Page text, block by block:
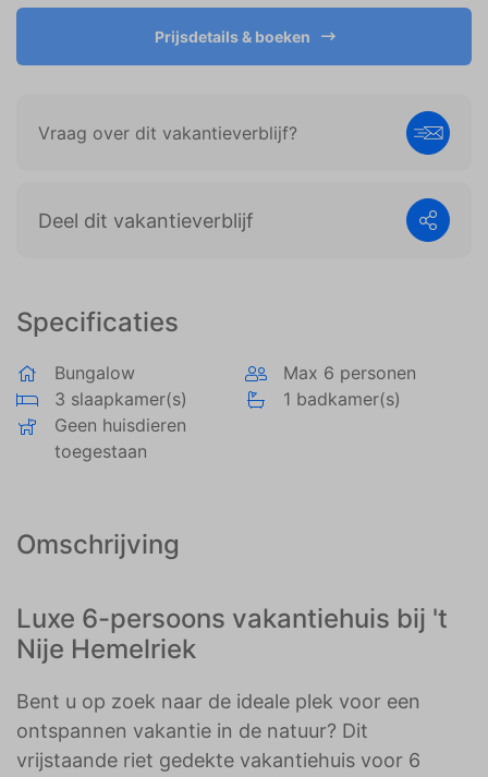
Specificaties
Bungalow
Max 6 personen
3 slaapkamer(s)
1 badkamer(s)
Geen huisdieren
toegestaan
Omschrijving
Luxe 6-persoons vakantiehuis bij 't
Nije Hemelriek
Bent u op zoek naar de ideale plek voor een
ontspannen vakantie in de natuur? Dit
vrijstaande riet gedekte vakantiehuis voor 6
Prijsdetails & boeken
Vraag over dit vakantieverblijf?
Deel dit vakantieverblijf
weergeven die zijn afgestemd op en relevant zijn
voor de individuele gebruiker. Deze advertenties